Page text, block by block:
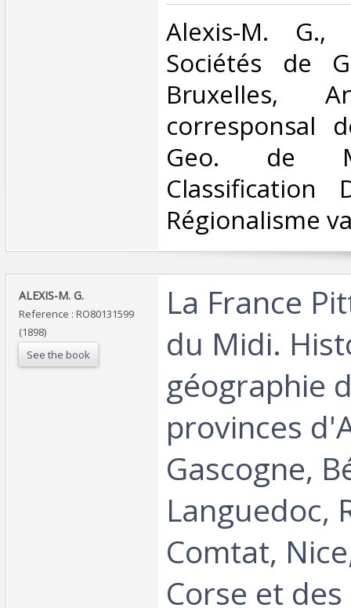
‎Alexis-M. G.,
Sociétés de
Bruxelles,
corresponsal
Geo. de
Classification
Régionalisme
‎ALEXIS-M. G.‎
Reference : RO80131599
(1898)
See the book
‎La France
du Midi.
géographie
provinces
Gascogne,
Languedoc,
Comtat,
Corse et des